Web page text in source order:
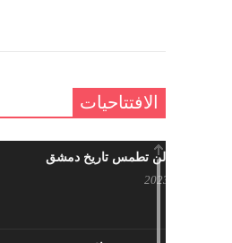
الافتتاحيات
حرائقكم لن تطمس تاريخ دمشق